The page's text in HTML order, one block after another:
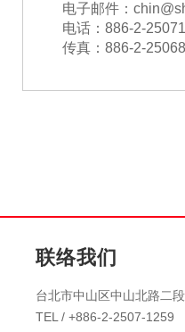
电子邮件：
电话：886-2-
传真：886-2-
联络我们
台北市中山区中山北路二
TEL / +886-2-2507-1259